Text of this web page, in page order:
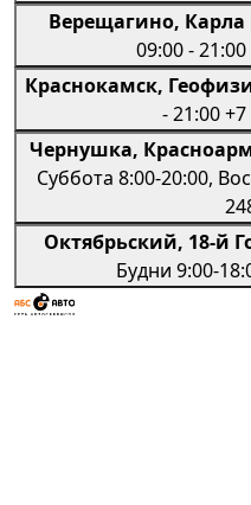
Верещагино, Карла
09:00 - 21:00
Краснокамск,
- 21:00+7
Чернушка,
Суббота 8:00-20:00,
Октябрьский, 18-й
Будни 9:00-